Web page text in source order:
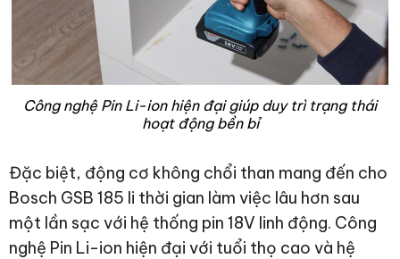
Công nghệ Pin Li-ion hiện đại giúp duy trì trạng thái
hoạt động bền bỉ
Đặc biệt, động cơ không chổi than mang đến cho
Bosch GSB 185 li thời gian làm việc lâu hơn sau
một lần sạc với hệ thống pin 18V linh động. Công
nghệ Pin Li-ion hiện đại với tuổi thọ cao và hệ